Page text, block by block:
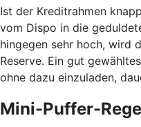
Ist der Kreditrahmen
vom Dispo in die
hingegen sehr hoch, wird
Reserve. Ein gut
ohne dazu einzuladen,
Mini-Puffer-